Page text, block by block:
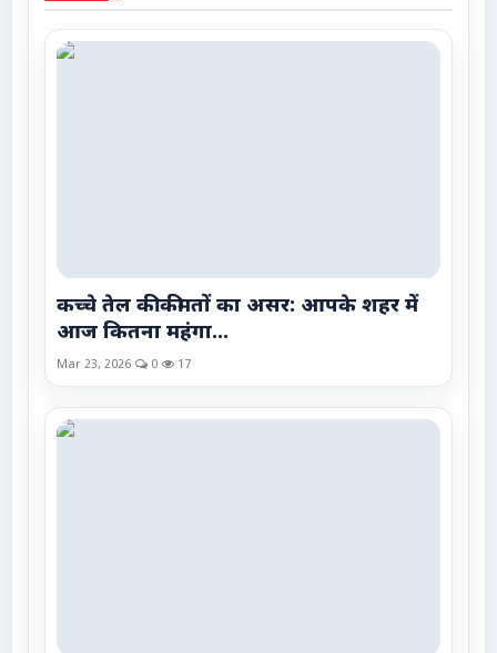
कच्चे तेल की कीमतों का असर: आपके शहर में
आज कितना महंगा...
Mar 23, 2026 0 17